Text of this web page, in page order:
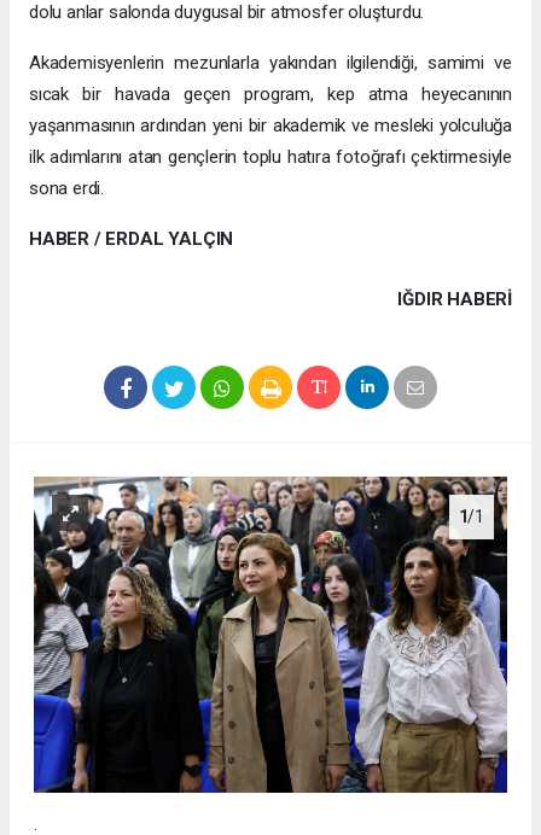
dolu anlar salonda duygusal bir atmosfer oluşturdu.
Akademisyenlerin mezunlarla yakından ilgilendiği, samimi ve
sıcak bir havada geçen program, kep atma heyecanının
yaşanmasının ardından yeni bir akademik ve mesleki yolculuğa
ilk adımlarını atan gençlerin toplu hatıra fotoğrafı çektirmesiyle
sona erdi.
HABER / ERDAL YALÇIN
IĞDIR HABERİ
1/1